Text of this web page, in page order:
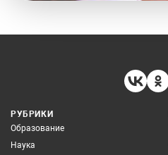
РУБРИКИ
Образование
Наука